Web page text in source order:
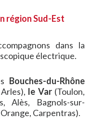
région Sud-Est
dans la
électrique.
Bouches-du-Rhône
le Var(Toulon,
Alès, Bagnols-sur-
Carpentras).